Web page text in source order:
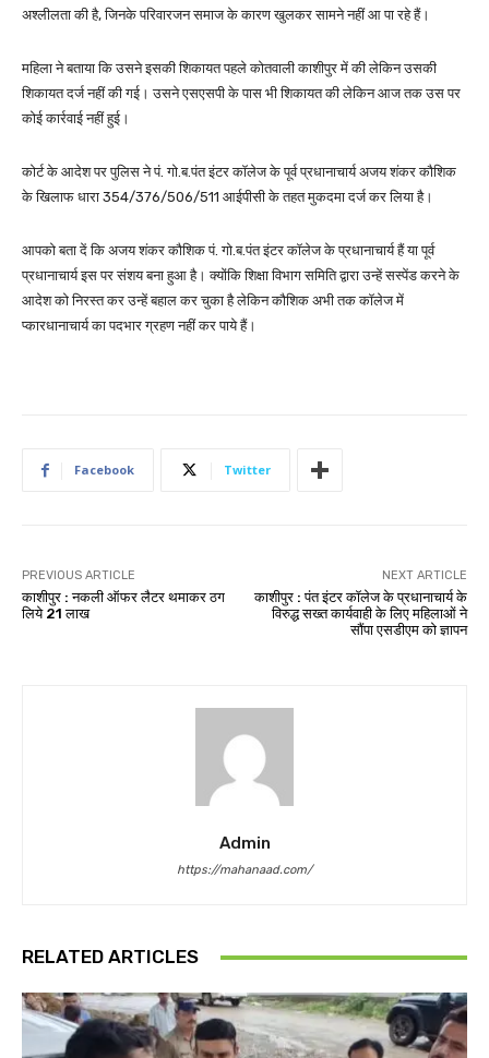
अश्लीलता की है, जिनके परिवारजन समाज के कारण खुलकर सामने नहीं आ पा रहे हैं।
महिला ने बताया कि उसने इसकी शिकायत पहले कोतवाली काशीपुर में की लेकिन उसकी
शिकायत दर्ज नहीं की गई। उसने एसएसपी के पास भी शिकायत की लेकिन आज तक उस पर
कोई कार्रवाई नहीं हुई।
कोर्ट के आदेश पर पुलिस ने पं. गो.ब.पंत इंटर कॉलेज के पूर्व प्रधानाचार्य अजय शंकर कौशिक
के खिलाफ धारा 354/376/506/511 आईपीसी के तहत मुकदमा दर्ज कर लिया है।
आपको बता दें कि अजय शंकर कौशिक पं. गो.ब.पंत इंटर कॉलेज के प्रधानाचार्य हैं या पूर्व
प्रधानाचार्य इस पर संशय बना हुआ है। क्योंकि शिक्षा विभाग समिति द्वारा उन्हें सस्पेंड करने के
आदेश को निरस्त कर उन्हें बहाल कर चुका है लेकिन कौशिक अभी तक कॉलेज में
प्कारधानाचार्य का पदभार ग्रहण नहीं कर पाये हैं।
Facebook Twitter
PREVIOUS ARTICLE
काशीपुर : नकली ऑफर लैटर थमाकर ठग
लिये 21 लाख
NEXT ARTICLE
काशीपुर : पंत इंटर कॉलेज के प्रधानाचार्य के
विरुद्ध सख्त कार्यवाही के लिए महिलाओं ने
सौंपा एसडीएम को ज्ञापन
Admin
https://mahanaad.com/
RELATED ARTICLES